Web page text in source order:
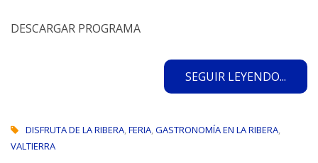
DESCARGAR PROGRAMA
SEGUIR LEYENDO...
DISFRUTA DE LA RIBERA,FERIA,GASTRONOMÍA EN LA RIBERA,
VALTIERRA